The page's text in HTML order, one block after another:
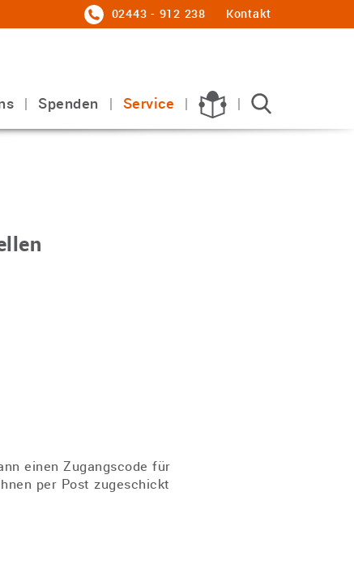
02443 - 912 238 Kontakt
Spenden Service
einen Zugangscode für
per Post zugeschickt